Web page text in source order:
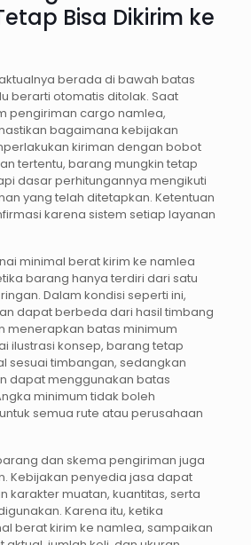
Bisa Dikirim ke
berada di bawah batas
berarti otomatis ditolak. Saat
pengiriman cargo namlea,
bagaimana kebijakan
kiriman dengan bobot
tertentu, barang mungkin tetap
dasar perhitungannya mengikuti
yang telah ditetapkan. Ketentuan
karena sistem setiap layanan
minimal berat kirim ke namlea
barang hanya terdiri dari satu
Dalam kondisi seperti ini,
dapat berbeda dari hasil timbang
menerapkan batas minimum
ilustrasi konsep, barang tetap
sesuai timbangan, sedangkan
dapat menggunakan batas
minimum tidak boleh
semua rute atau perusahaan
dan skema pengiriman juga
Kebijakan penyedia jasa dapat
karakter muatan, kuantitas, serta
Karena itu, ketika
berat kirim ke namlea, sampaikan